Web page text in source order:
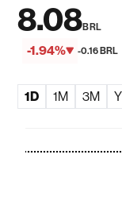
8.08BRL
-1.94% -0.16 BRL
1D 1M 3M